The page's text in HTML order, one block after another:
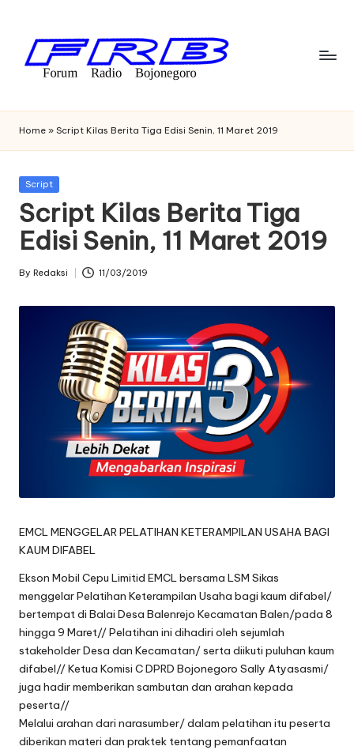
content
F
o
r
u
m
R
a
di
g
o
r
o
Bojonegoro
Home » Script Kilas Berita Tiga Edisi Senin, 11 Maret 2019
Posted
Script
Script Kilas Berita Tiga
Edisi Senin, 11 Maret 2019
Posted
By Redaksi 11/03/2019
EMCL MENGGELAR PELATIHAN KETERAMPILAN USAHA BAGI
KAUM DIFABEL
Ekson Mobil Cepu Limitid EMCL bersama LSM Sikas
menggelar Pelatihan Keterampilan Usaha bagi kaum difabel/
bertempat di Balai Desa Balenrejo Kecamatan Balen/pada 8
hingga 9 Maret// Pelatihan ini dihadiri oleh sejumlah
stakeholder Desa dan Kecamatan/ serta diikuti puluhan kaum
difabel// Ketua Komisi C DPRD Bojonegoro Sally Atyasasmi/
juga hadir memberikan sambutan dan arahan kepada
peserta//
Melalui arahan dari narasumber/ dalam pelatihan itu peserta
diberikan materi dan praktek tentang pemanfaatan